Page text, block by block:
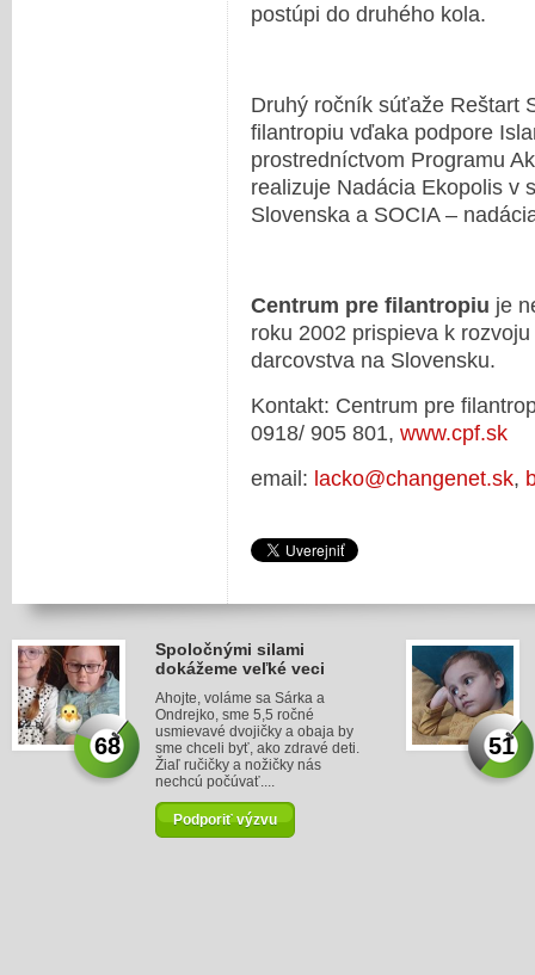
postúpi do druhého kola.
Druhý ročník súťaže Reštart
filantropiu vďaka podpore
prostredníctvom Programu
realizuje Nadácia Ekopolis v
Slovenska a SOCIA –
Centrum pre filantropiu je
roku 2002 prispieva k
darcovstva na Slovensku.
Kontakt: Centrum pre
0918/ 905 801, www.cpf.sk
email: lacko@changenet.sk,
68
Spoločnými silami
dokážeme veľké veci
Ahojte, voláme sa Sárka a
Ondrejko, sme 5,5 ročné
usmievavé dvojičky a obaja by
sme chceli byť, ako zdravé deti.
Žiaľ ručičky a nožičky nás
nechcú počúvať....
Podporiť výzvu
51